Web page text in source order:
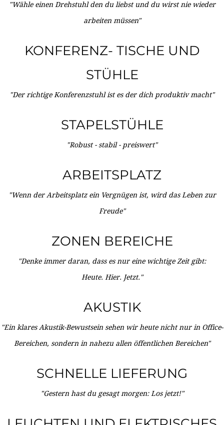
"Wähle einen Drehstuhl den du liebst und du wirst nie wieder
arbeiten müssen"
KONFERENZ- TISCHE UND
STÜHLE
"Der richtige Konferenzstuhl ist es der dich produktiv macht"
STAPELSTÜHLE
"Robust - stabil - preiswert"
ARBEITSPLATZ
"Wenn der Arbeitsplatz ein Vergnügen ist, wird das Leben zur
Freude"
ZONEN BEREICHE
"Denke immer daran, dass es nur eine wichtige Zeit gibt:
Heute. Hier. Jetzt."
AKUSTIK
"Ein klares Akustik-Bewustsein sehen wir heute nicht nur in Office-
Bereichen, sondern in nahezu allen öffentlichen Bereichen"
SCHNELLE LIEFERUNG
"Gestern hast du gesagt morgen: Los jetzt!"